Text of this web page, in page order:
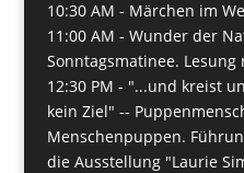
10:30 AM - Märchen im
11:00 AM - Wunder der
Sonntagsmatinee. Lesung
12:30 PM - "...und kreist
kein Ziel" --
Menschenpuppen.
die Ausstellung "Laurie